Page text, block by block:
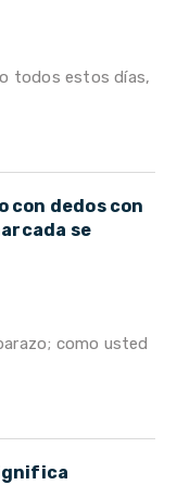
todos estos días,
con dedos con
se
como usted